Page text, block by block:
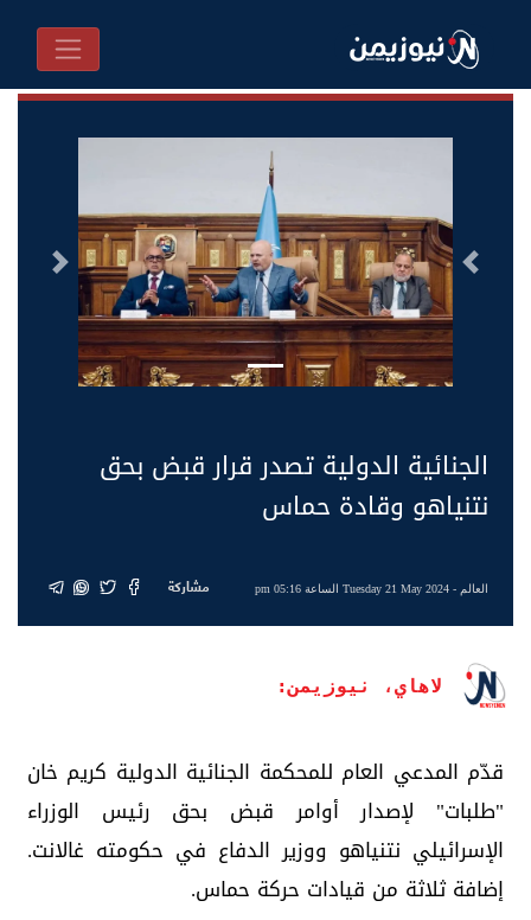
السابق التالى
الجنائية الدولية تصدر قرار قبض بحق
نتنياهو وقادة حماس
العالم - Tuesday 21 May 2024 الساعة 05:16 pm مشاركة
لاهاي، نيوزيمن:
قدّم المدعي العام للمحكمة الجنائية الدولية كريم خان
"طلبات" لإصدار أوامر قبض بحق رئيس الوزراء
الإسرائيلي نتنياهو ووزير الدفاع في حكومته غالانت.
إضافة ثلاثة من قيادات حركة حماس.